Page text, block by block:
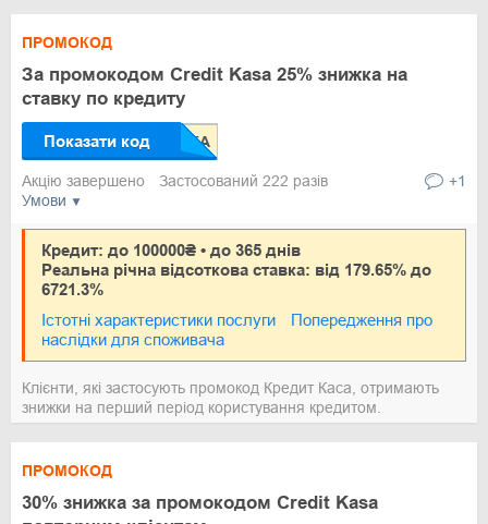
Умови
ПРОМОКОД
За промокодом Credit Kasa 25% знижка на
ставку по кредиту
Показати код
Акцію завершено Застосований 222 разів +1
Кредит: до 100000₴ • до 365 днів
Реальна річна відсоткова ставка: від 179.65% до
6721.3%
Істотні характеристики послуги
Попередження про
наслідки для споживача
Клієнти, які застосують промокод Кредит Каса, отримають
знижки на перший період користування кредитом.
ПРОМОКОД
30% знижка за промокодом Credit Kasa